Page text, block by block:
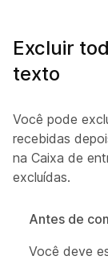
Excluir
texto
Você pode
recebidas
na Caixa de
excluídas.
Antes de
Você deve